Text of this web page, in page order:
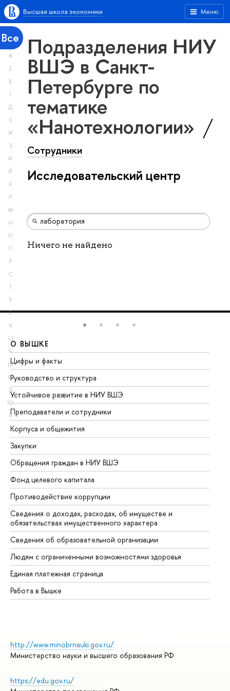
Меню
Высшая школа экономики
Все
А
Б
В
Г
Д
Е
Ж
З
И
Й
К
Л
М
Н
О
П
Р
С
Т
У
Ф
Х
Ц
Ч
Ш
Щ
Э
Ю
Я
Подразделения НИУ
ВШЭ в Санкт-
Петербурге по
тематике
«Нанотехнологии»
Сотрудники
Исследовательский центр
Ничего не найдено
О ВЫШКЕ
Цифры и факты
Руководство и структура
Устойчивое развитие в НИУ ВШЭ
Преподаватели и сотрудники
Корпуса и общежития
Закупки
Обращения граждан в НИУ ВШЭ
Фонд целевого капитала
Противодействие коррупции
Сведения о доходах, расходах, об имуществе и
обязательствах имущественного характера
Сведения об образовательной организации
Людям с ограниченными возможностями здоровья
Единая платежная страница
Работа в Вышке
http://www.minobrnauki.gov.ru/
Министерство науки и высшего образования РФ
https://edu.gov.ru/